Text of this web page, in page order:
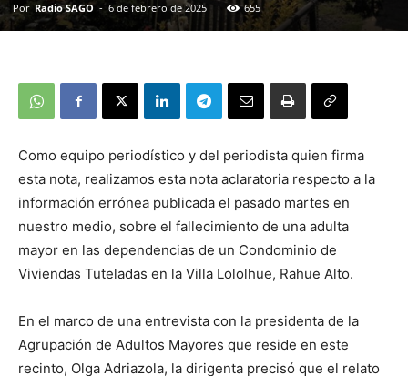
Por Radio SAGO - 6 de febrero de 2025 655
Como equipo periodístico y del periodista quien firma
esta nota, realizamos esta nota aclaratoria respecto a la
información errónea publicada el pasado martes en
nuestro medio, sobre el fallecimiento de una adulta
mayor en las dependencias de un Condominio de
Viviendas Tuteladas en la Villa Lololhue, Rahue Alto.
En el marco de una entrevista con la presidenta de la
Agrupación de Adultos Mayores que reside en este
recinto, Olga Adriazola, la dirigenta precisó que el relato